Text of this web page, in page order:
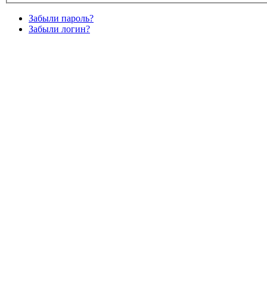
Забыли пароль?
Забыли логин?